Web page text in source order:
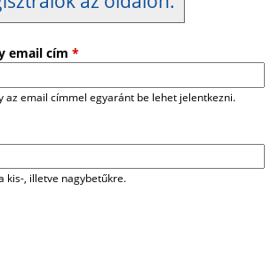
email cím *
az email címmel egyaránt be lehet jelentkezni.
kis-, illetve nagybetűkre.